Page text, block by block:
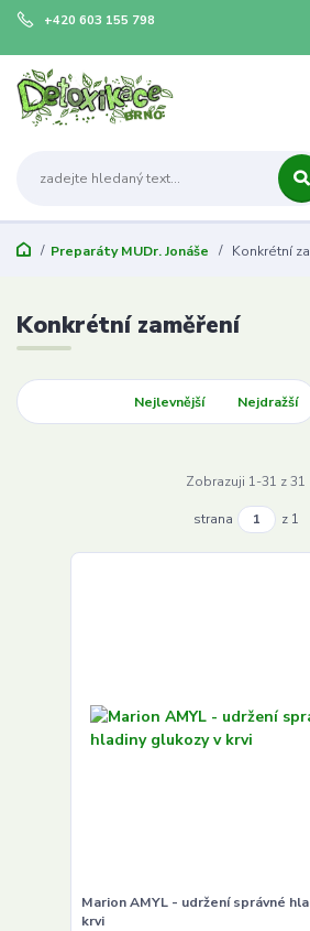
+420 603 155 798
Preparáty MUDr. Jonáše Konkrétní
Konkrétní zaměření
Nejlevnější Nejdražší
Zobrazuji 1-31 z 31
strana z 1
Marion AMYL - udržení správné
krvi